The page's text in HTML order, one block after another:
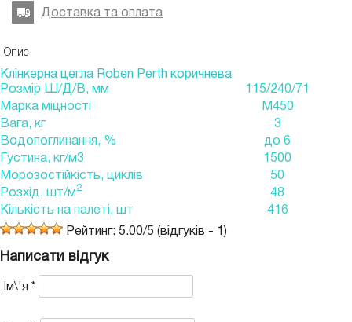
Доставка та оплата
Опис
Клінкерна цегла Roben Perth коричнева
Розмір Ш/Д/В, мм
115/240/71
Марка міцності
М450
Вага, кг
3
Водопоглинання, %
до 6
Густина, кг/м3
1500
Морозостійкість, циклів
50
Розхід, шт/м2
48
Кількість на палеті, шт
416
Рейтинг: 5.00/5 (відгуків - 1)
Написати відгук
Ім\'я *